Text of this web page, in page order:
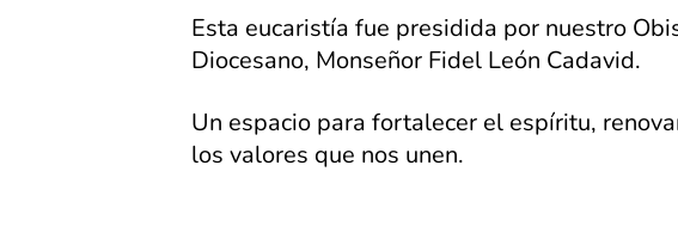
Esta eucaristía fue presidida por nuestro
Diocesano, Monseñor Fidel León Cadavid.
Un espacio para fortalecer el espíritu,
los valores que nos unen.